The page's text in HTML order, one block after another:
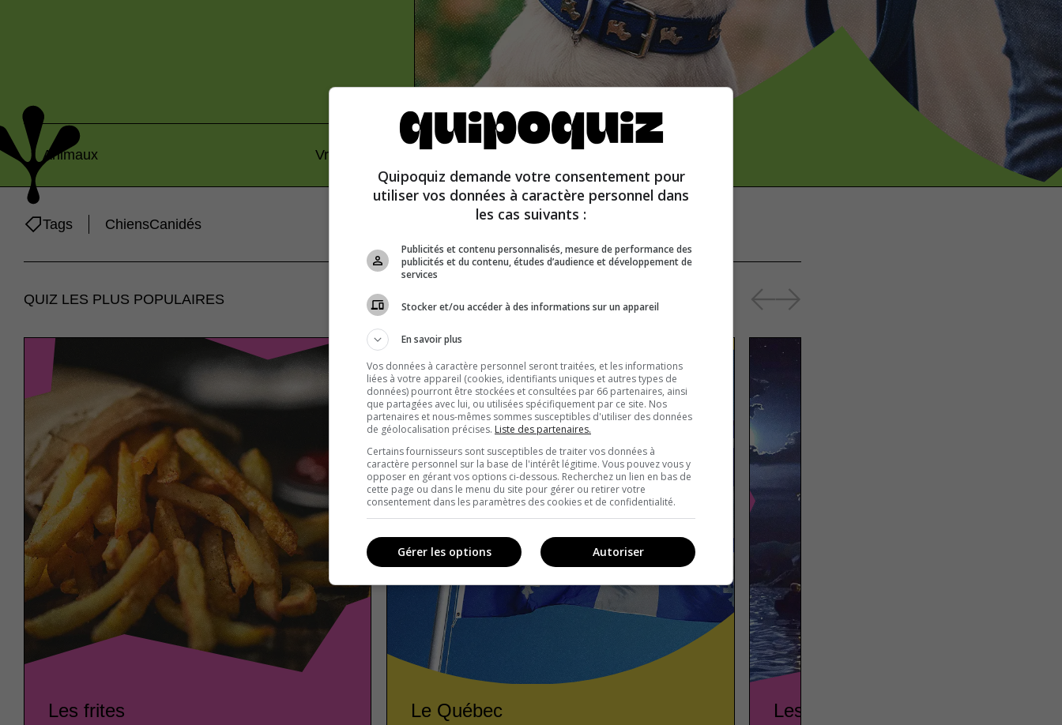
Animaux Vrai ou faux
Tags ChiensCanidés
QUIZ LES PLUS POPULAIRES
Les frites Le Québec Les maisons de Poudlard
Quipoquiz demande votre consentement pour
utiliser vos données à caractère personnel dans
les cas suivants :
Publicités et contenu personnalisés, mesure de performance des
publicités et du contenu, études d’audience et développement de
services
Stocker et/ou accéder à des informations sur un appareil
En savoir plus
Vos données à caractère personnel seront traitées, et les informations
liées à votre appareil (cookies, identifiants uniques et autres types de
données) pourront être stockées et consultées par 66 partenaires, ainsi
que partagées avec lui, ou utilisées spécifiquement par ce site. Nos
partenaires et nous-mêmes sommes susceptibles d'utiliser des données
de géolocalisation précises. Liste des partenaires.
Certains fournisseurs sont susceptibles de traiter vos données à
caractère personnel sur la base de l'intérêt légitime. Vous pouvez vous y
opposer en gérant vos options ci-dessous. Recherchez un lien en bas de
cette page ou dans le menu du site pour gérer ou retirer votre
consentement dans les paramètres des cookies et de confidentialité.
Autoriser
Gérer les options